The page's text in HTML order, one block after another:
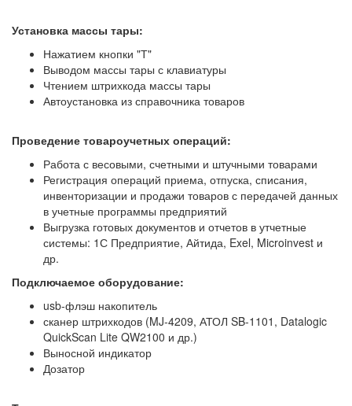
Установка массы тары:
Нажатием кнопки "Т"
Выводом массы тары с клавиатуры
Чтением штрихкода массы тары
Автоустановка из справочника товаров
Проведение товароучетных операций:
Работа с весовыми, счетными и штучными товарами
Регистрация операций приема, отпуска, списания,
инвенторизации и продажи товаров с передачей данных
в учетные программы предприятий
Выгрузка готовых документов и отчетов в утчетные
системы: 1С Предприятие, Айтида, Exel, Microinvest и
др.
Подключаемое оборудование:
usb-флэш накопитель
сканер штрихкодов (MJ-4209, АТОЛ SB-1101, Datalogic
QuickScan Lite QW2100 и др.)
Выносной индикатор
Дозатор